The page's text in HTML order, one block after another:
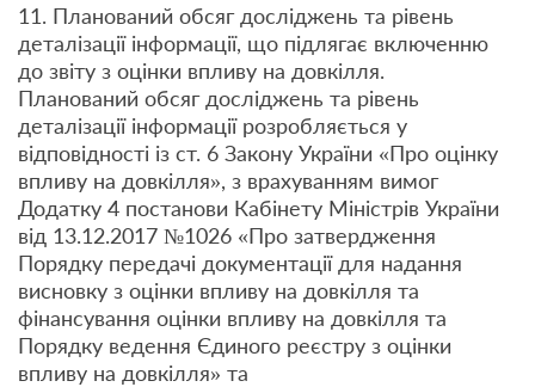
11. Планований обсяг досліджень та рівень
деталізації інформації, що підлягає включенню
до звіту з оцінки впливу на довкілля.
Планований обсяг досліджень та рівень
деталізації інформації розробляється у
відповідності із ст. 6 Закону України «Про оцінку
впливу на довкілля», з врахуванням вимог
Додатку 4 постанови Кабінету Міністрів України
від 13.12.2017 №1026 «Про затвердження
Порядку передачі документації для надання
висновку з оцінки впливу на довкілля та
фінансування оцінки впливу на довкілля та
Порядку ведення Єдиного реєстру з оцінки
впливу на довкілля» та